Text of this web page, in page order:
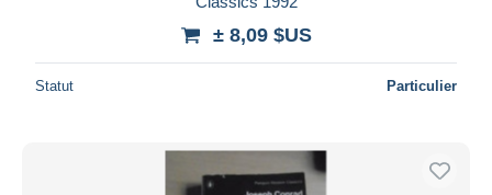
± 8,09 $US
Statut Particulier